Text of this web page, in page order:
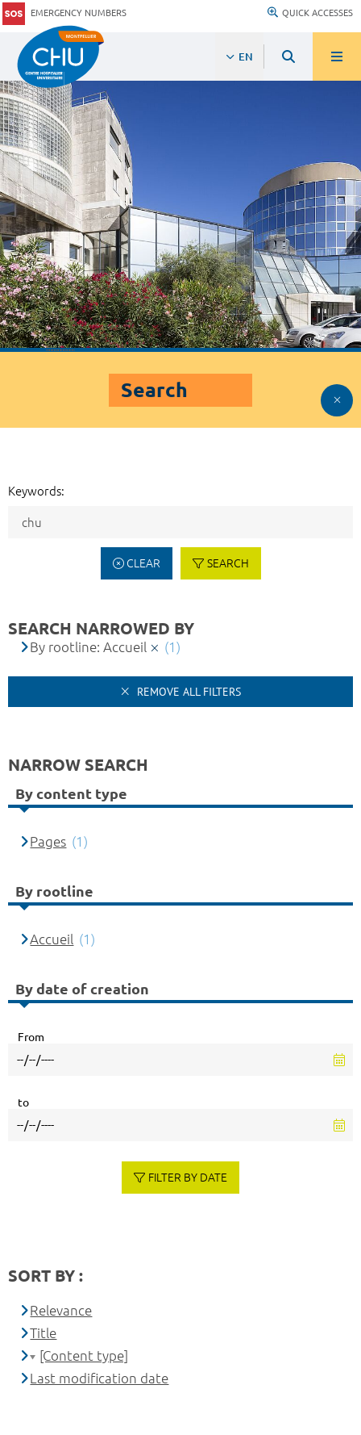
EMERGENCY NUMBERS QUICK ACCESSES
EN
Search
Keywords:
CLEAR SEARCH
SEARCH NARROWED BY
By rootline: Accueil (1)
REMOVE ALL FILTERS
NARROW SEARCH
By content type
Pages (1)
By rootline
Accueil (1)
By date of creation
From
to
FILTER BY DATE
SORT BY :
Relevance
Title
[Content type]
Last modification date